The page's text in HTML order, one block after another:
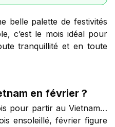
belle palette de festivités
c’est le mois idéal pour
tranquillité et en toute
en février ?
pour partir au Vietnam…
ensoleillé, février figure